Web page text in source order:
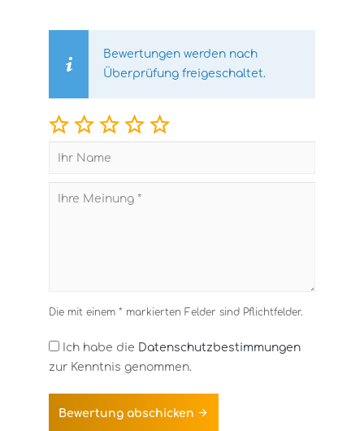
Bewertungen werden nach
Überprüfung freigeschaltet.
Die mit einem * markierten Felder sind Pflichtfelder.
Ich habe die Datenschutzbestimmungen
zur Kenntnis genommen.
Bewertung abschicken